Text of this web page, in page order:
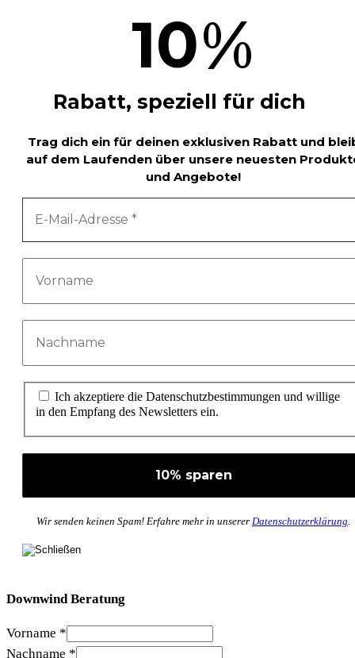
10%
Rabatt, speziell für dich
Trag dich ein für deinen exklusiven Rabatt und
auf dem Laufenden über unsere neuesten
und Angebote!
Ich akzeptiere die Datenschutzbestimmungen und willige
in den Empfang des Newsletters ein.
Wir senden keinen Spam! Erfahre mehr in unserer Datenschutzerklärung.
Downwind Beratung
Vorname *
Nachname *